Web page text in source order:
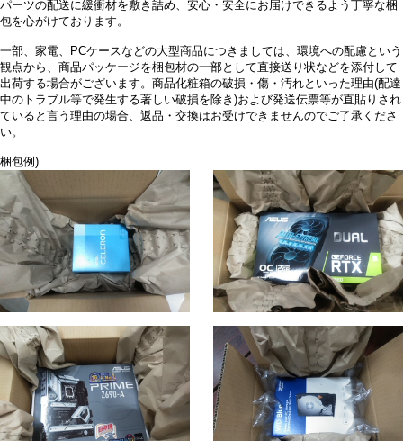
パーツの配送に緩衝材を敷き詰め、安心・安全にお届けできるよう丁寧な梱
包を心がけております。
一部、家電、PCケースなどの大型商品につきましては、環境への配慮という
観点から、商品パッケージを梱包材の一部として直接送り状などを添付して
出荷する場合がございます。商品化粧箱の破損・傷・汚れといった理由(配達
中のトラブル等で発生する著しい破損を除き)および発送伝票等が直貼りされ
ていると言う理由の場合、返品・交換はお受けできませんのでご了承くださ
い。
梱包例)